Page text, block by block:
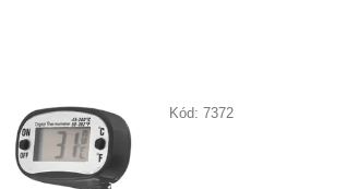
o
Kód: 7372